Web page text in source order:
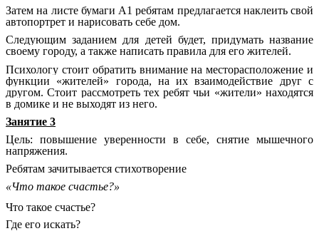
Затем на листе бумаги А1 ребятам предлагается наклеить свой
автопортрет и нарисовать себе дом.
Следующим заданием для детей будет, придумать название
своему городу, а также написать правила для его жителей.
Психологу стоит обратить внимание на месторасположение и
функции «жителей» города, на их взаимодействие друг с
другом. Стоит рассмотреть тех ребят чьи «жители» находятся
в домике и не выходят из него.
Занятие 3
Цель: повышение уверенности в себе, снятие мышечного
напряжения.
Ребятам зачитывается стихотворение
«Что такое счастье?»
Что такое счастье?
Где его искать?